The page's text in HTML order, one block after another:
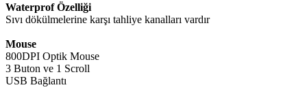
Waterprof Özelliği
Sıvı dökülmelerine karşı tahliye kanalları vardır
Mouse
800DPI Optik Mouse
3 Buton ve 1 Scroll
USB Bağlantı